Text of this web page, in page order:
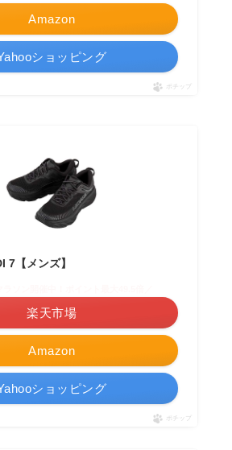
Amazon
ショッピング
ポチップ
7【メンズ】
Amazon
楽天市場
ショッピング
ポチップ